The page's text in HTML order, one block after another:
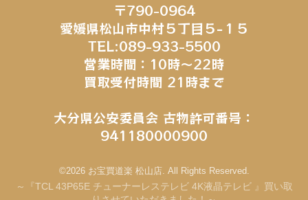
〒790-0964
愛媛県松山市中村５丁目５−１５
TEL:089-933-5500
営業時間：10時～22時
買取受付時間 21時まで
大分県公安委員会 古物許可番号：
941180000900
©2026 お宝買道楽 松山店. All Rights Reserved.
～『TCL 43P65E チューナーレステレビ 4K液晶テレビ 』買い取